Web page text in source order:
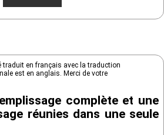
traduit en français avec la traduction
est en anglais. Merci de votre
complète et une
réunies dans une seule